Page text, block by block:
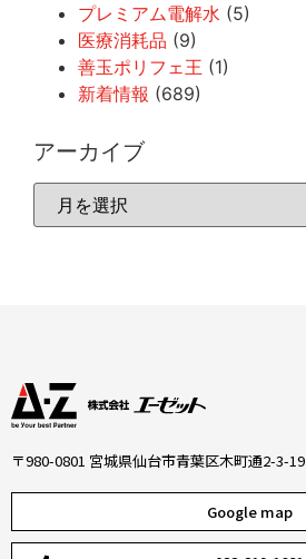
プレミアム電解水 (5)
医療消耗品 (9)
善玉ポリフェ王 (1)
新着情報 (689)
アーカイブ
〒980-0801 宮城県仙台市青葉区木町通2-3-19
Google map